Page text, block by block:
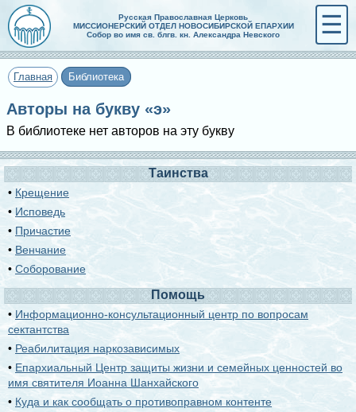
Русская Православная Церковь
МИССИОНЕРСКИЙ ОТДЕЛ НОВОСИБИРСКОЙ ЕПАРХИИ
Собор во имя св. блгв. кн. Александра Невского
☰
Главная Библиотека
Авторы на букву «э»
В библиотеке нет авторов на эту букву
Таинства
• Крещение
• Исповедь
• Причастие
• Венчание
•Соборование
Помощь
• Информационно-консультационный центр по вопросам
сектантства
• Реабилитация наркозависимых
• Епархиальный Центр защиты жизни и семейных ценностей во
имя святителя Иоанна Шанхайского
• Куда и как сообщать о противоправном контенте